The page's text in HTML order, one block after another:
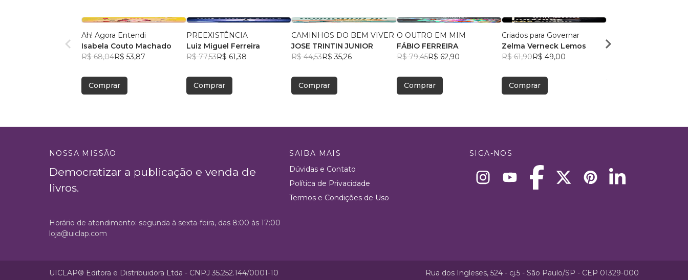
Ah! Agora Entendi
Isabela Couto Machado
R$ 68,04R$ 53,87
Comprar
PREEXISTÊNCIA
Luiz Miguel Ferreira
R$ 77,53R$ 61,38
Comprar
CAMINHOS DO BEM VIVER
JOSE TRINTIN JUNIOR
R$ 44,53R$ 35,26
Comprar
O OUTRO EM MIM
FÁBIO FERREIRA
R$ 79,45R$ 62,90
Comprar
Criados para Governar
Zelma Verneck Lemos
R$ 61,90R$ 49,00
Comprar
Samuel Antônio
NOSSA MISSÃO
Democratizar a publicação e venda de
livros.
SAIBA MAIS
Dúvidas e Contato
Política de Privacidade
Termos e Condições de Uso
SIGA-NOS
Horário de atendimento: segunda à sexta-feira, das 8:00 às 17:00
loja@uiclap.com
UICLAP® Editora e Distribuidora Ltda - CNPJ 35.252.144/0001-10 Rua dos Ingleses, 524 - cj.5 - São Paulo/SP - CEP 01329-000